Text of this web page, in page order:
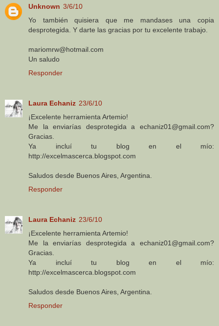
Unknown 3/6/10
Yo también quisiera que me mandases una copia
desprotegida. Y darte las gracias por tu excelente trabajo.
mariomrw@hotmail.com
Un saludo
Responder
Laura Echaniz 23/6/10
¡Excelente herramienta Artemio!
Me la enviarías desprotegida a echaniz01@gmail.com?
Gracias.
Ya incluí tu blog en el mío:
http://excelmascerca.blogspot.com
Saludos desde Buenos Aires, Argentina.
Responder
Laura Echaniz 23/6/10
¡Excelente herramienta Artemio!
Me la enviarías desprotegida a echaniz01@gmail.com?
Gracias.
Ya incluí tu blog en el mío:
http://excelmascerca.blogspot.com
Saludos desde Buenos Aires, Argentina.
Responder